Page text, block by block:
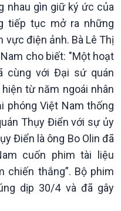
nhau gìn giữ ký ức của
tiếp tục mở ra những
điện ảnh. Bà Lê Thị
cho biết: "Một hoạt
cùng với Đại sứ quán
từ năm ngoái nhân
phóng Việt Nam thống
Thụy Điển với sự ủy
Điển là ông Bo Olin đã
cuốn phim tài liệu
chiến thắng”. Bộ phim
dịp 30/4 và đã gây